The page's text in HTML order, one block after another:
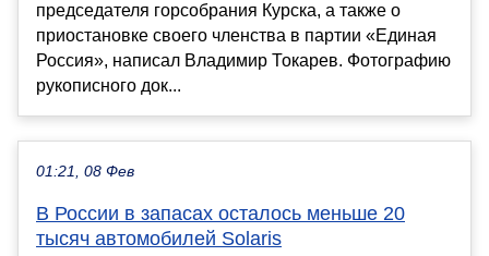
председателя горсобрания Курска, а также о
приостановке своего членства в партии «Единая
Россия», написал Владимир Токарев. Фотографию
рукописного док...
01:21, 08 Фев
В России в запасах осталось меньше 20
тысяч автомобилей Solaris